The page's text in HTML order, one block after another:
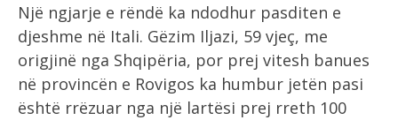
Një ngjarje e rëndë ka ndodhur pasditen e
djeshme në Itali. Gëzim Iljazi, 59 vjeç, me
origjinë nga Shqipëria, por prej vitesh banues
në provincën e Rovigos ka humbur jetën pasi
është rrëzuar nga një lartësi prej rreth 100